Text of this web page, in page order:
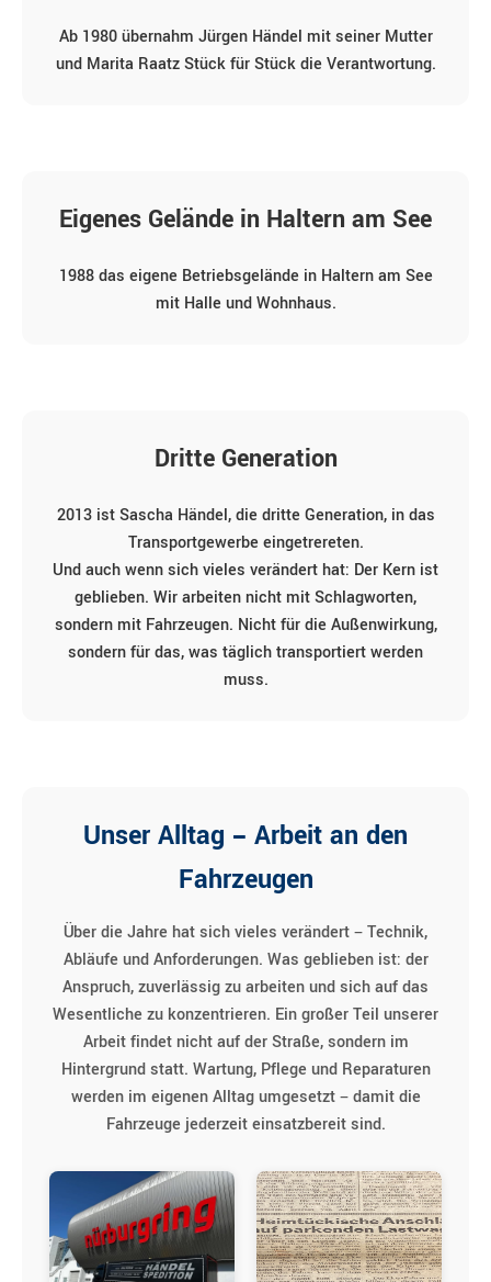
Ab 1980 übernahm Jürgen Händel mit seiner Mutter
und Marita Raatz Stück für Stück die Verantwortung.
Eigenes Gelände in Haltern am See
1988 das eigene Betriebsgelände in Haltern am See
mit Halle und Wohnhaus.
Dritte Generation
2013 ist Sascha Händel, die dritte Generation, in das
Transportgewerbe eingetrereten.
Und auch wenn sich vieles verändert hat: Der Kern ist
geblieben. Wir arbeiten nicht mit Schlagworten,
sondern mit Fahrzeugen. Nicht für die Außenwirkung,
sondern für das, was täglich transportiert werden
muss.
Unser Alltag – Arbeit an den
Fahrzeugen
Über die Jahre hat sich vieles verändert – Technik,
Abläufe und Anforderungen. Was geblieben ist: der
Anspruch, zuverlässig zu arbeiten und sich auf das
Wesentliche zu konzentrieren. Ein großer Teil unserer
Arbeit findet nicht auf der Straße, sondern im
Hintergrund statt. Wartung, Pflege und Reparaturen
werden im eigenen Alltag umgesetzt – damit die
Fahrzeuge jederzeit einsatzbereit sind.